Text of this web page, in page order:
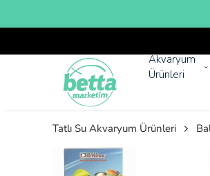
Akvaryum
Ürünleri
Tatlı Su Akvaryum Ürünleri